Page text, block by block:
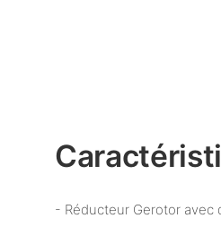
- Réducteur Gerotor